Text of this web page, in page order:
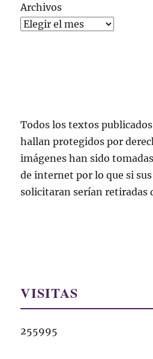
Archivos
Todos los textos
hallan protegidos por
imágenes han sido
de internet por lo que si
solicitaran serían retiradas
VISITAS
255995